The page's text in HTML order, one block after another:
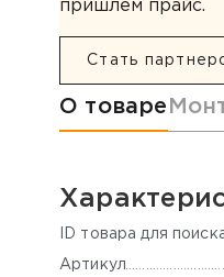
пришлем прайс.
Стать
О товаре
ID товара для
Артикул